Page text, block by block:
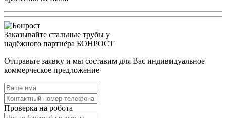
Заказывайте стальные трубы у
надёжного партнёра БОНРОСТ
Отправьте заявку и мы составим для Вас индивидуальное
коммерческое предложение
Проверка на робота